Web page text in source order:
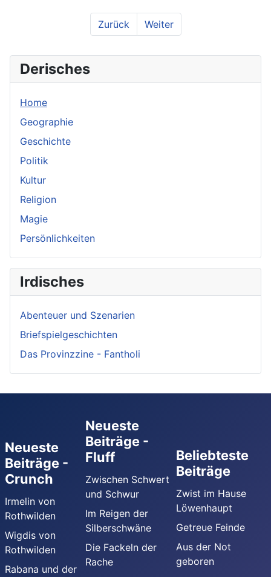
Derisches
Home
Geographie
Geschichte
Politik
Kultur
Religion
Magie
Persönlichkeiten
Irdisches
Abenteuer und Szenarien
Briefspielgeschichten
Das Provinzzine - Fantholi
Zurück Weiter
Neueste
Beiträge -
Crunch
Irmelin von
Rothwilden
Wigdis von
Rothwilden
Rabana und der
Neueste
Beiträge -
Fluff
Zwischen Schwert
und Schwur
Im Reigen der
Silberschwäne
Die Fackeln der
Rache
Beliebteste
Beiträge
Zwist im Hause
Löwenhaupt
Getreue Feinde
Aus der Not
geboren